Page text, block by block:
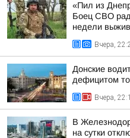
«Пил из
Боец СВО
недели
Вчера,
Донские
дефицитом
Вчера,
В
на сутки